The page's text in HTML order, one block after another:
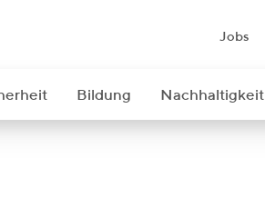
Jobs
Bildung Nachhaltigkeit